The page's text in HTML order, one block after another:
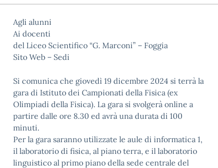
Agli alunni
Ai docenti
del Liceo Scientifico “G. Marconi” – Foggia
Sito Web – Sedi
Si comunica che giovedì 19 dicembre 2024 si terrà la
gara di Istituto dei Campionati della Fisica (ex
Olimpiadi della Fisica). La gara si svolgerà online a
partire dalle ore 8.30 ed avrà una durata di 100
minuti.
Per la gara saranno utilizzate le aule di informatica 1,
il laboratorio di fisica, al piano terra, e il laboratorio
linguistico al primo piano della sede centrale del